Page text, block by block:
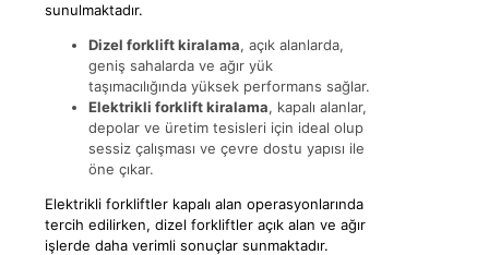
sunulmaktadır.
Dizel forklift kiralama, açık alanlarda,
geniş sahalarda ve ağır yük
taşımacılığında yüksek performans sağlar.
Elektrikli forklift kiralama, kapalı alanlar,
depolar ve üretim tesisleri için ideal olup
sessiz çalışması ve çevre dostu yapısı ile
öne çıkar.
Elektrikli forkliftler kapalı alan operasyonlarında
tercih edilirken, dizel forkliftler açık alan ve ağır
işlerde daha verimli sonuçlar sunmaktadır.